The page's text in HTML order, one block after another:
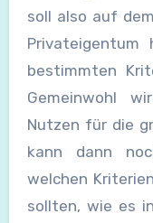
soll also auf
Privateigentum
bestimmten
Gemeinwohl
Nutzen für die
kann dann
welchen
sollten, wie es